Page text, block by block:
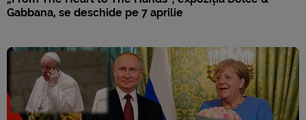
Gabbana, se deschide pe 7 aprilie